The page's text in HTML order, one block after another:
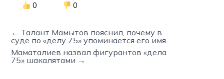
0 0
← Талант Мамытов пояснил, почему в
суде по «делу 75» упоминается его имя
Маматалиев назвал фигурантов «дела
75» шакалятами →